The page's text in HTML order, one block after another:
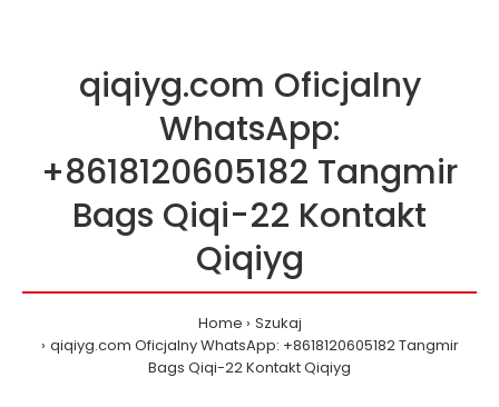
qiqiyg.com Oficjalny
WhatsApp:
+8618120605182 Tangmir
Bags Qiqi-22 Kontakt
Qiqiyg
Home
Szukaj
qiqiyg.com Oficjalny WhatsApp: +8618120605182 Tangmir
Bags Qiqi-22 Kontakt Qiqiyg